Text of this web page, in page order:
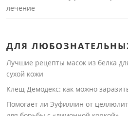
лечение
ДЛЯ
Лучшие рецепты масок из белка
сухой кожи
Клещ Демодекс: как можно
Помогает ли Эуфиллин от